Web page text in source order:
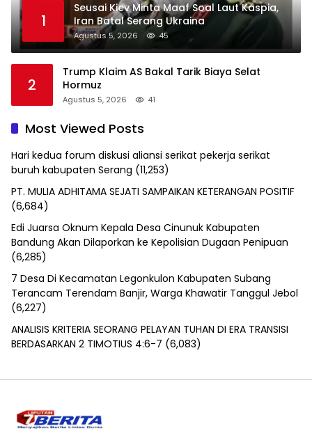
1
Seusai Kiev Minta Maaf Soal Laut Kaspia,
Iran Batal Serang Ukraina
Agustus 5, 2026 45
2
Trump Klaim AS Bakal Tarik Biaya Selat
Hormuz
Agustus 5, 2026 41
Most Viewed Posts
Hari kedua forum diskusi aliansi serikat pekerja serikat
buruh kabupaten Serang (11,253)
PT. MULIA ADHITAMA SEJATI SAMPAIKAN KETERANGAN POSITIF
(6,684)
Edi Juarsa Oknum Kepala Desa Cinunuk Kabupaten
Bandung Akan Dilaporkan ke Kepolisian Dugaan Penipuan
(6,285)
7 Desa Di Kecamatan Legonkulon Kabupaten Subang
Terancam Terendam Banjir, Warga Khawatir Tanggul Jebol
(6,227)
ANALISIS KRITERIA SEORANG PELAYAN TUHAN DI ERA TRANSISI
BERDASARKAN 2 TIMOTIUS 4:6-7 (6,083)